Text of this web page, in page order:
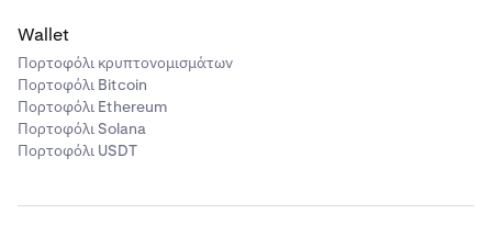
Wallet
Πορτοφόλι κρυπτονομισμάτων
Πορτοφόλι Bitcoin
Πορτοφόλι Ethereum
Πορτοφόλι Solana
Πορτοφόλι USDT